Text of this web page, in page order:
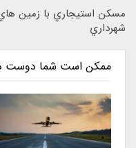
مسكن استيجاري با زمين
شهرداري
ممکن است شما دوست